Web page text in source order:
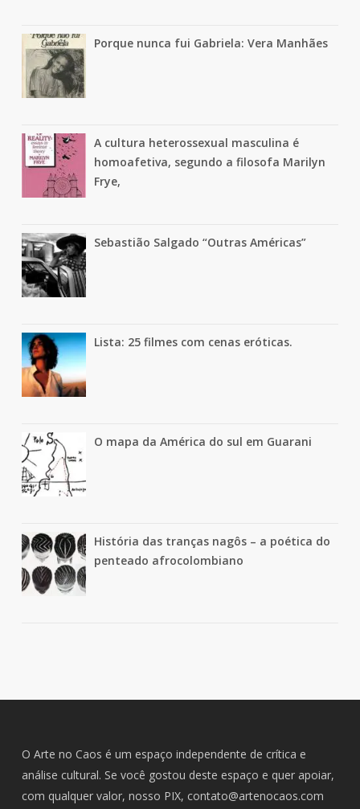
Porque nunca fui Gabriela: Vera Manhães
A cultura heterossexual masculina é
homoafetiva, segundo a filosofa Marilyn
Frye,
Sebastião Salgado “Outras Américas”
Lista: 25 filmes com cenas eróticas.
O mapa da América do sul em Guarani
História das tranças nagôs – a poética do
penteado afrocolombiano
O Arte no Caos é um espaço independente de crítica e
análise cultural. Se você gostou deste espaço e quer apoiar,
com qualquer valor, nosso PIX, contato@artenocaos.com